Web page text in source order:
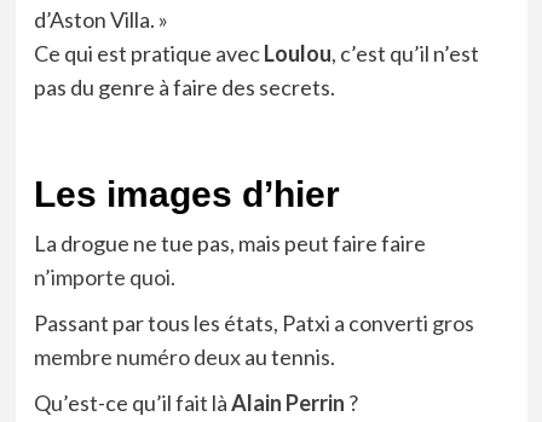
d’Aston Villa. »
Ce qui est pratique avecLoulou, c’est qu’il n’est
pas du genre à faire des secrets.
Les images d’hier
La drogue ne tue pas, mais peut faire faire
n’importe quoi.
Passant par tous les états, Patxi a converti gros
membre numéro deuxau tennis.
Qu’est-ce qu’il fait làAlain Perrin ?